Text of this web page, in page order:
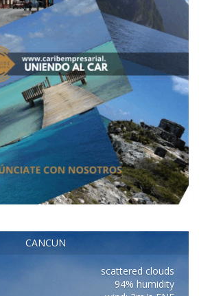
CANCUN
scattered clouds
94% humidity